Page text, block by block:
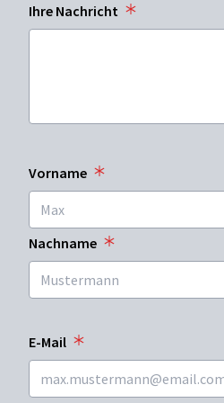
Ihre Nachricht
Vorname
Nachname
E-Mail